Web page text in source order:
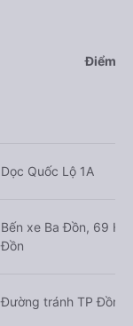
Điểm đi
Dọc Quốc Lộ 1A
Bến xe Ba Đồn, 69
Đồn
Đường tránh TP Đồng